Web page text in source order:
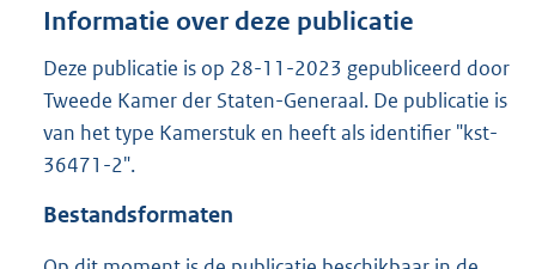
n
s
r
o
:
Informatie over deze publicatie
Deze publicatie is op 28-11-2023 gepubliceerd door
Tweede Kamer der Staten-Generaal. De publicatie is
van het type Kamerstuk en heeft als identifier "kst-
36471-2".
Bestandsformaten